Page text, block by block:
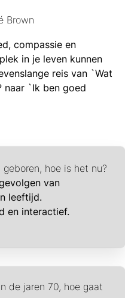
Brown
compassie en
in je leven kunnen
reis van `Wat
naar `Ik ben goed
hoe is het nu?
van
leeftijd.
en interactief.
de jaren 70, hoe gaat